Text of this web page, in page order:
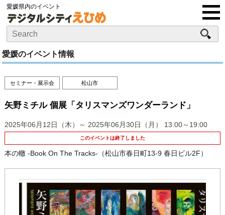
愛媛県内のイベント
愛媛のイベント情報
セミナー・展示会 松山市
矢野ミチル 個展「タリスマンズワンダーランド」
2025年06月12日（木）～ 2025年06月30日（月） 13:00～19:00
このイベントは終了しました
本の轍 -Book On The Tracks-（松山市春日町13-9 春日ビル2F）